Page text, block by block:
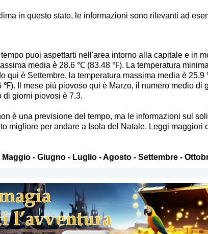
in questo stato, le informazioni sono rilevanti ad
puoi aspettarti nell'area intorno alla capitale e in
media è 28.6 ℃ (83.48 ℉). La temperatura
qui è Settembre, la temperatura massima media è
Il mese più piovoso qui è Marzo, il numero medio di
di giorni piovosi è 7.3.
è una previsione del tempo, ma le informazioni sul
migliore per andare a Isola del Natale. Leggi maggiori
Maggio- Giugno- Luglio-Agosto- Settembre-